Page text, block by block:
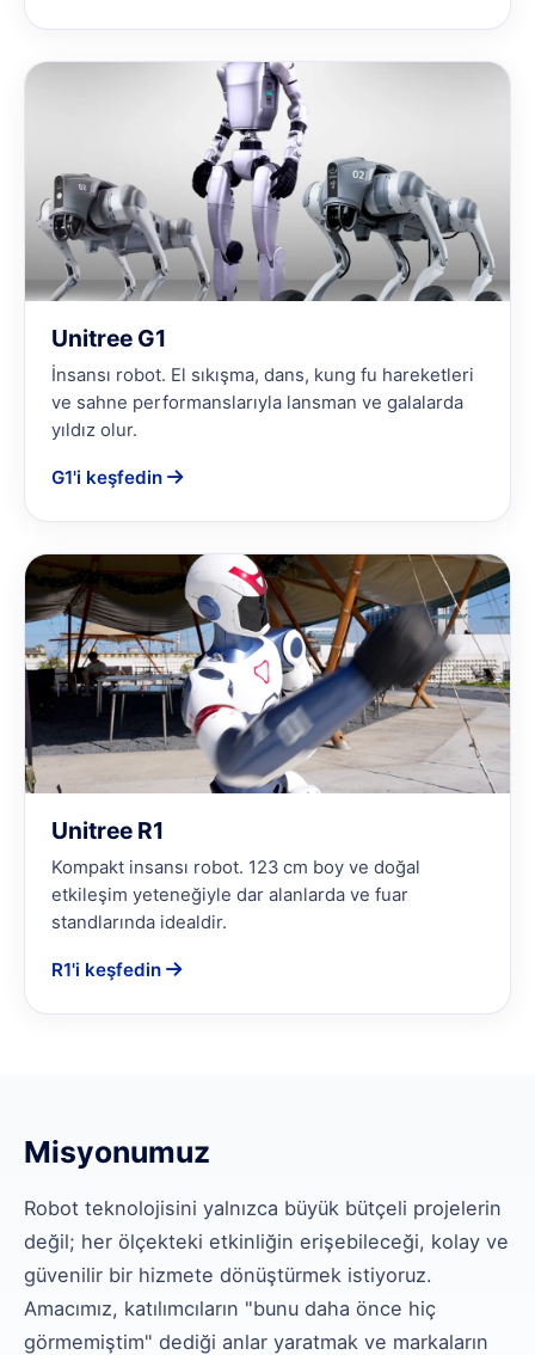
Unitree G1
İnsansı robot. El sıkışma, dans, kung fu hareketleri
ve sahne performanslarıyla lansman ve galalarda
yıldız olur.
G1'i keşfedin
Unitree R1
Kompakt insansı robot. 123 cm boy ve doğal
etkileşim yeteneğiyle dar alanlarda ve fuar
standlarında idealdir.
R1'i keşfedin
Misyonumuz
Robot teknolojisini yalnızca büyük bütçeli projelerin
değil; her ölçekteki etkinliğin erişebileceği, kolay ve
güvenilir bir hizmete dönüştürmek istiyoruz.
Amacımız, katılımcıların "bunu daha önce hiç
görmemiştim" dediği anlar yaratmak ve markaların